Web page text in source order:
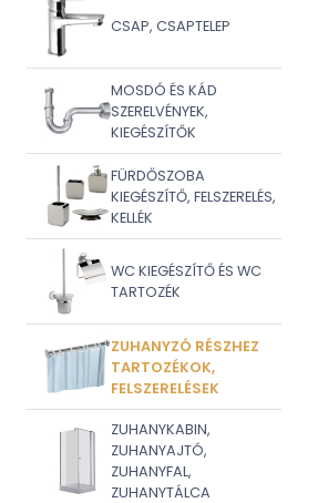
CSAP, CSAPTELEP
MOSDÓ ÉS KÁD
SZERELVÉNYEK,
KIEGÉSZÍTŐK
FÜRDŐSZOBA
KIEGÉSZÍTŐ, FELSZERELÉS,
KELLÉK
WC KIEGÉSZÍTŐ ÉS WC
TARTOZÉK
ZUHANYZÓ RÉSZHEZ
TARTOZÉKOK,
FELSZERELÉSEK
ZUHANYKABIN,
ZUHANYAJTÓ,
ZUHANYFAL,
ZUHANYTÁLCA